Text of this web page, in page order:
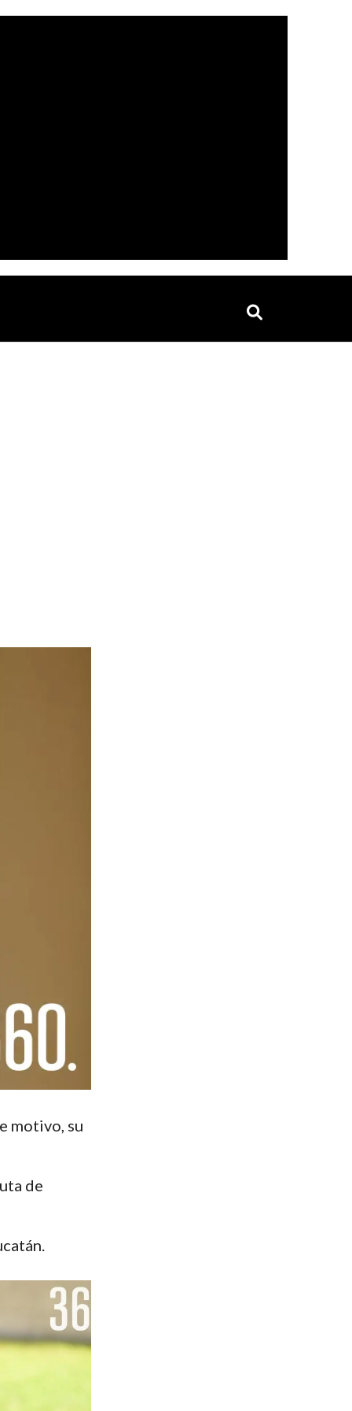
motivo, su
de